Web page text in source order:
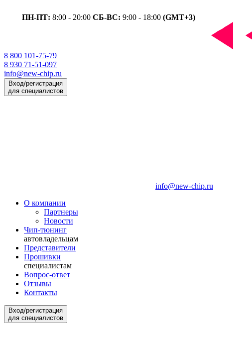
ПН-ПТ: 8:00 - 20:00 СБ-ВС: 9:00 - 18:00 (GMT+3)
8 800 101-75-79
8 930 71-51-097
info@new-chip.ru
Вход/регистрация
для специалистов
info@new-chip.ru
О компании
Партнеры
Новости
Чип-тюнинг
автовладельцам
Представители
Прошивки
специалистам
Вопрос-ответ
Отзывы
Контакты
Вход/регистрация
для специалистов